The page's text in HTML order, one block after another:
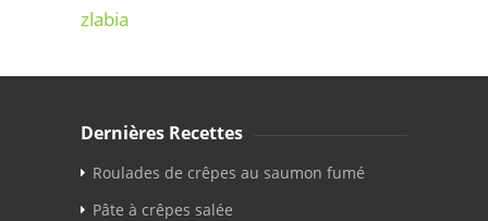
zlabia
Dernières Recettes
Roulades de crêpes au saumon fumé
Pâte à crêpes salée